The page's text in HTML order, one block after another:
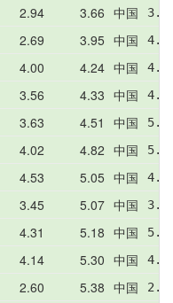
2.94 3.66 中国
2.69 3.95 中国
4.00 4.24 中国
3.56 4.33 中国
3.63 4.51 中国
4.02 4.82 中国
4.53 5.05 中国
3.45 5.07 中国
4.31 5.18 中国
4.14 5.30 中国
2.60 5.38 中国